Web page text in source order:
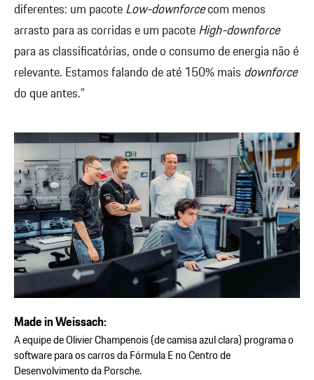
diferentes: um pacoteLow-downforcecom menos
arrasto para as corridas e um pacoteHigh-downforce
para as classificatórias, onde o consumo de energia não é
relevante. Estamos falando de até 150% mais downforce
do que antes.”
Made in Weissach:
A equipe de Olivier Champenois (de camisa azul clara) programa o
software para os carros da Fórmula E no Centro de
Desenvolvimento da Porsche.